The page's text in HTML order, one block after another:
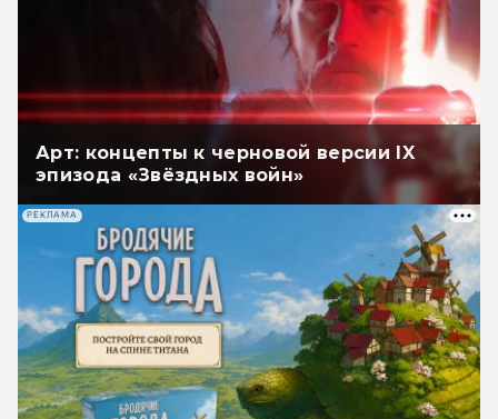
Арт: концепты к черновой версии IX
эпизода «Звёздных войн»
РЕКЛАМА